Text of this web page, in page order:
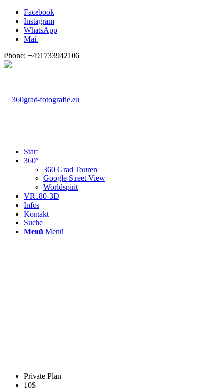
Facebook
Instagram
WhatsApp
Mail
Phone: +491733942106
Start
360°
360 Grad Touren
Google Street View
Worldspirit
VR180-3D
Infos
Kontakt
Suche
Menü Menü
Private Plan
10$